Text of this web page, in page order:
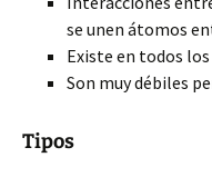
se unen átomos
Existe en todos
Son muy débiles
Tipos